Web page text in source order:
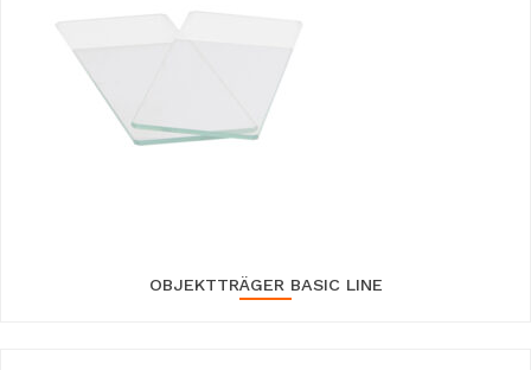
OBJEKTTRÄGER BASIC LINE